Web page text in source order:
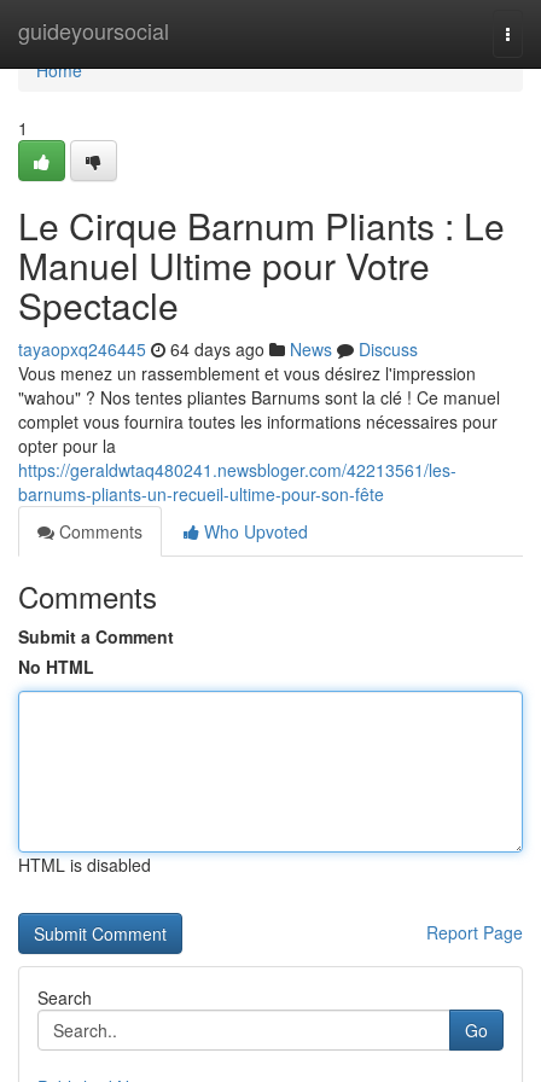
guideyoursocial
Home
Home
1
Le Cirque Barnum Pliants : Le
Manuel Ultime pour Votre
Spectacle
tayaopxq246445 64 days ago News
Discuss
Vous menez un rassemblement et vous désirez l'impression
"wahou" ? Nos tentes pliantes Barnums sont la clé ! Ce manuel
complet vous fournira toutes les informations nécessaires pour
opter pour la
https://geraldwtaq480241.newsbloger.com/42213561/les-
barnums-pliants-un-recueil-ultime-pour-son-fête
Comments
Who Upvoted
Comments
Submit a Comment
No HTML
HTML is disabled
Report Page
Search
Go